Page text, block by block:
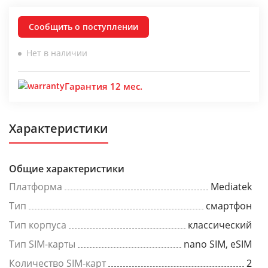
Сообщить о поступлении
Нет в наличии
Гарантия 12 мес.
Характеристики
Общие характеристики
Платформа
Mediatek
Тип
смартфон
Тип корпуса
классический
Тип SIM-карты
nano SIM, eSIM
Количество SIM-карт
2